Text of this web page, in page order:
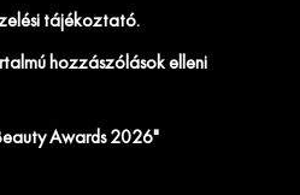
tájékoztató.
hozzászólások elleni
Awards 2026"